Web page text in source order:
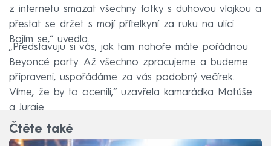
z internetu smazat všechny fotky s duhovou vlajkou a
přestat se držet s mojí přítelkyní za ruku na ulici.
Bojím se,“ uvedla.
„Představuju si vás, jak tam nahoře máte pořádnou
Beyoncé party. Až všechno zpracujeme a budeme
připraveni, uspořádáme za vás podobný večírek.
Víme, že by to ocenili,“ uzavřela kamarádka Matúše
a Juraje.
Čtěte také